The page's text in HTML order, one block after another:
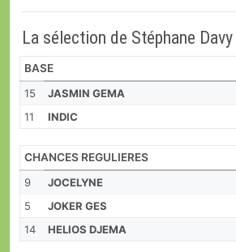
La sélection de Stéphane Davy
BASE
15
JASMIN GEMA
11
INDIC
CHANCES REGULIERES
9
JOCELYNE
5
JOKER GES
14
HELIOS DJEMA